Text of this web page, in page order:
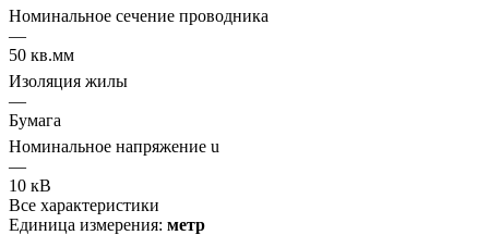
Номинальное сечение проводника
—
50 кв.мм
Изоляция жилы
—
Бумага
Номинальное напряжение u
—
10 кВ
Все характеристики
Единица измерения: метр